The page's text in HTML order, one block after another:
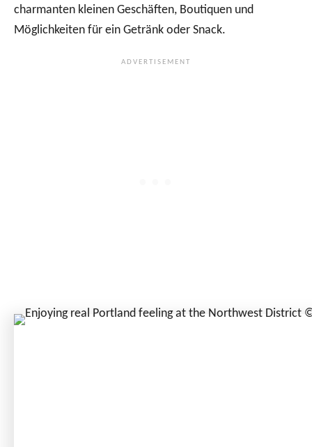
charmanten kleinen Geschäften, Boutiquen und
Möglichkeiten für ein Getränk oder Snack.